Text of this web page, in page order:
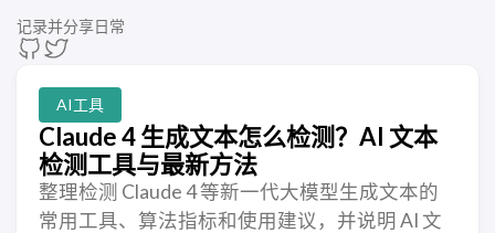
记录并分享日常
AI工具
Claude 4 生成文本怎么检测？AI 文本
检测工具与最新方法
整理检测 Claude 4 等新一代大模型生成文本的
常用工具、算法指标和使用建议，并说明 AI 文